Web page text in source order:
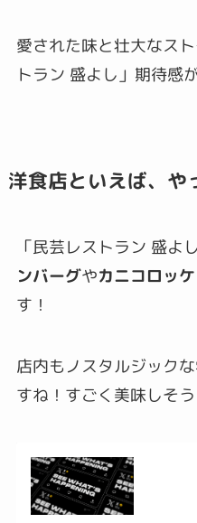
愛された味と壮大なス
トラン 盛よし」期待感
洋食店といえば、や
「民芸レストラン 盛よ
ンバーグやカニコロッケ
す！
店内もノスタルジック
すね！すごく美味しそう